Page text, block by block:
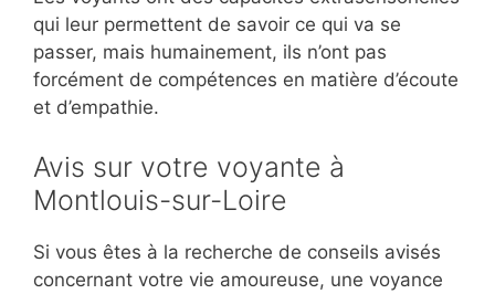
qui leur permettent de savoir ce qui va se
passer, mais humainement, ils n’ont pas
forcément de compétences en matière d’écoute
et d’empathie.
Avis sur votre voyante à
Montlouis-sur-Loire
Si vous êtes à la recherche de conseils avisés
concernant votre vie amoureuse, une voyance